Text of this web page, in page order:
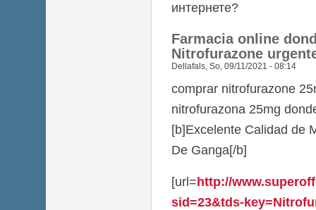
интернете?
Farmacia online
Nitrofurazone
Dellafals, So, 09/11/2021 - 08:14
comprar nitrofurazone
nitrofurazona 25mg
[b]Excelente Calidad de
De Ganga[/b]
[url=http://
sid=23&tds-